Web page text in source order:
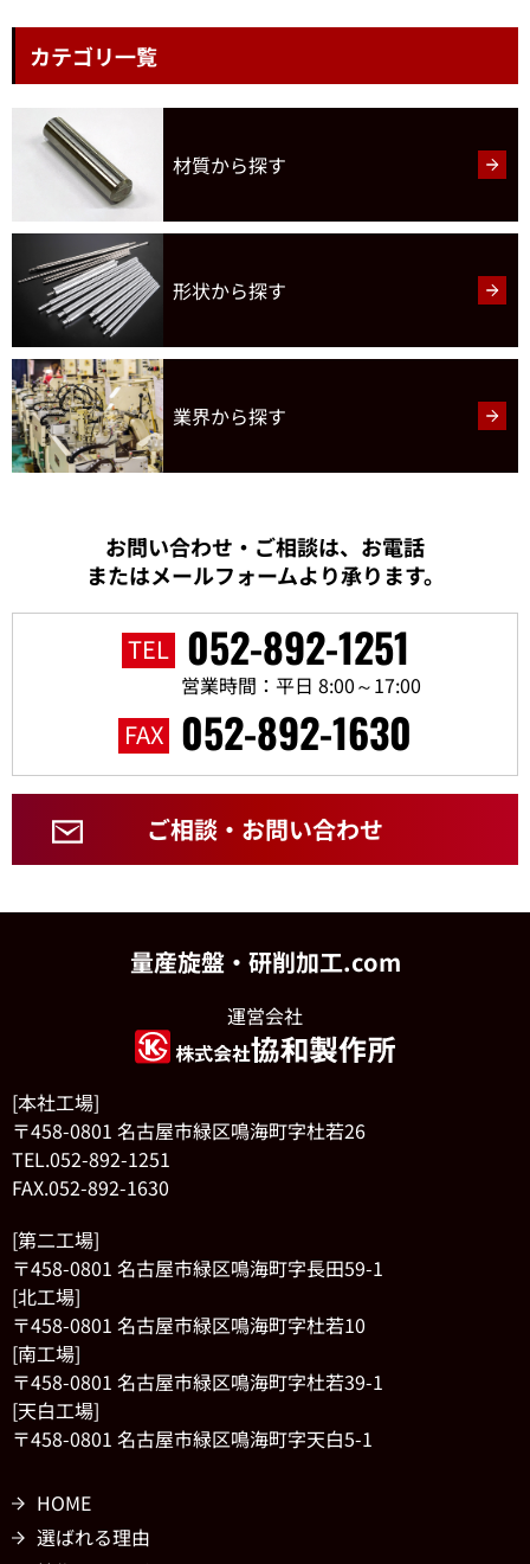
カテゴリ一覧
材質から探す
形状から探す
業界から探す
お問い合わせ・ご相談は、お電話
またはメールフォームより承ります。
TEL 052-892-1251
営業時間：平日 8:00～17:00
FAX 052-892-1630
ご相談・お問い合わせ
量産旋盤・研削加工.com
運営会社
[本社工場]
〒458-0801 名古屋市緑区鳴海町字杜若26
TEL.052-892-1251
FAX.052-892-1630
[第二工場]
〒458-0801 名古屋市緑区鳴海町字長田59-1
[北工場]
〒458-0801 名古屋市緑区鳴海町字杜若10
[南工場]
〒458-0801 名古屋市緑区鳴海町字杜若39-1
[天白工場]
〒458-0801 名古屋市緑区鳴海町字天白5-1
HOME
選ばれる理由